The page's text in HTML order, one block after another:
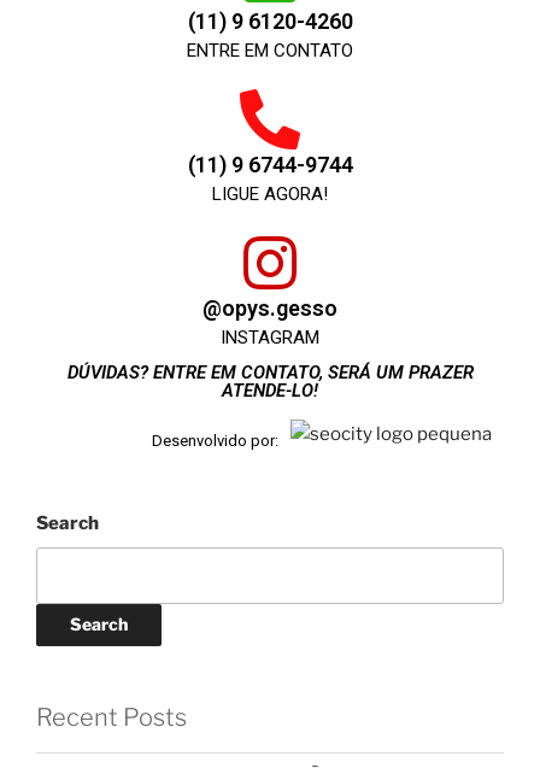
(11) 9 6120-4260
ENTRE EM CONTATO
(11) 9 6744-9744
LIGUE AGORA!
@opys.gesso
INSTAGRAM
DÚVIDAS? ENTRE EM CONTATO, SERÁ UM PRAZER
ATENDE-LO!
Desenvolvido por:
Search
Search
Recent Posts